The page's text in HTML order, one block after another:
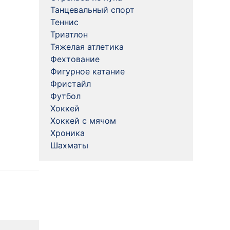
Танцевальный спорт
Теннис
Триатлон
Тяжелая атлетика
Фехтование
Фигурное катание
Фристайл
Футбол
Хоккей
Хоккей с мячом
Хроника
Шахматы